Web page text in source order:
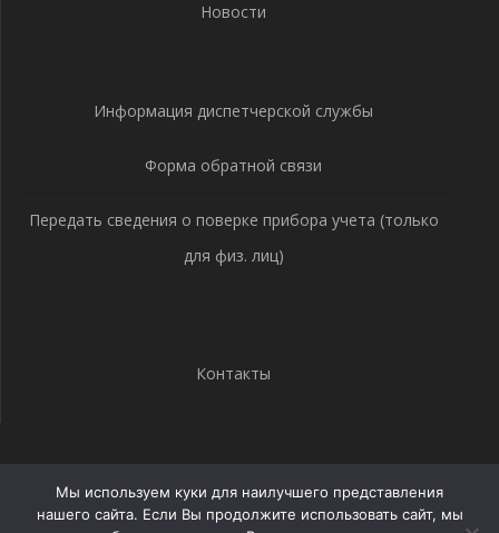
Новости
Информация диспетчерской службы
Форма обратной связи
Передать сведения о поверке прибора учета (только
для физ. лиц)
Контакты
МУП ВКХ г. Клинцы
Мы используем куки для наилучшего представления
нашего сайта. Если Вы продолжите использовать сайт, мы